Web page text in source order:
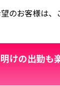
のお客様は、
けの出勤